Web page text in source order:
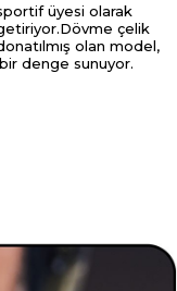
üyesi olarak
çelik
olan model,
denge sunuyor.